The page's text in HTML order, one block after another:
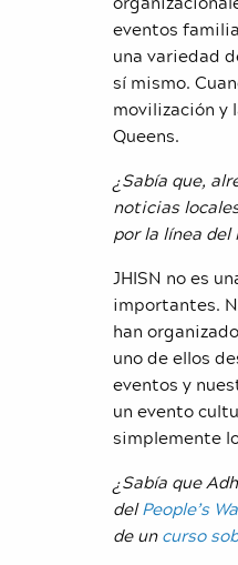
eventos
una variedad
sí mismo.
movilización
Queens.
¿Sabía que,
noticias
por la línea
JHISN no es
importantes.
han
uno de ellos
eventos y
un evento
simplemente
¿Sabía que
delPeople’s
de uncurso